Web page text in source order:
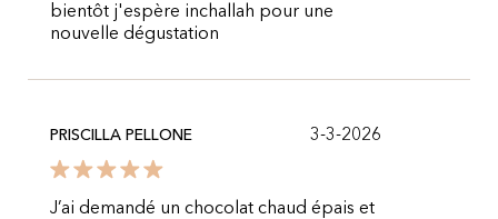
bientôt j'espère inchallah pour une
nouvelle dégustation
PRISCILLA PELLONE 3-3-2026
J’ai demandé un chocolat chaud épais et